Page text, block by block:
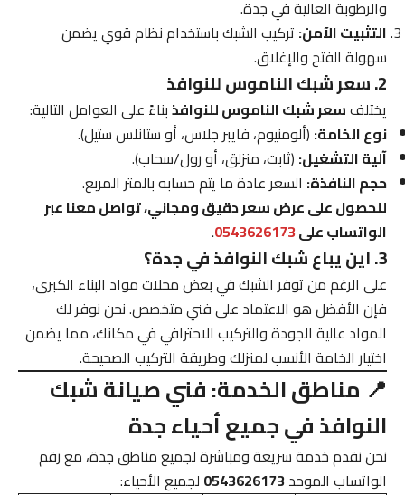
والرطوبة العالية في جدة.
التثبيت الآمن: تركيب الشبك باستخدام نظام قوي يضمن
سهولة الفتح والإغلاق.
2. سعر شبك الناموس للنوافذ
يختلفسعر شبك الناموس للنوافذبناءً على العوامل التالية:
نوع الخامة: (ألومنيوم، فايبر جلاس، أو ستانلس ستيل).
آلية التشغيل: (ثابت، منزلق، أو رول/سحاب).
حجم النافذة: السعر عادة ما يتم حسابه بالمتر المربع.
للحصول على عرض سعر دقيق ومجاني، تواصل معنا عبر
الواتساب على0543626173
.
3. اين يباع شبك النوافذ في جدة؟
على الرغم من توفر الشبك في بعض محلات مواد البناء الكبرى،
فإن الأفضل هو الاعتماد على فني متخصص. نحن نوفر لك
المواد عالية الجودة والتركيب الاحترافي في مكانك، مما يضمن
اختيار الخامة الأنسب لمنزلك وطريقة التركيب الصحيحة.
📍 مناطق الخدمة: فني صيانة شبك
النوافذ في جميع أحياء جدة
نحن نقدم خدمة سريعة ومباشرة لجميع مناطق جدة، مع رقم
الواتساب الموحد0543626173 لجميع الأحياء: